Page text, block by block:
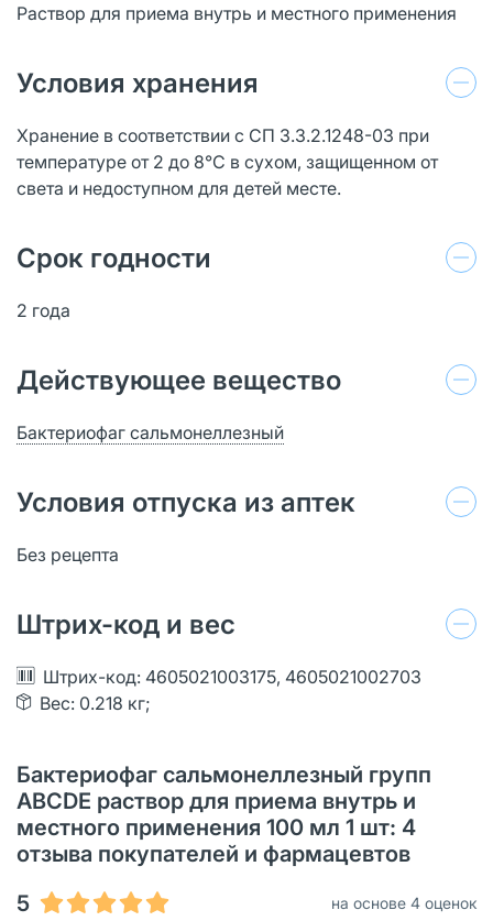
Раствор для приема внутрь и местного применения
Условия хранения
Хранение в соответствии с СП 3.3.2.1248-03 при
температуре от 2 до 8°С в сухом, защищенном от
света и недоступном для детей месте.
Срок годности
2 года
Действующее вещество
Бактериофаг сальмонеллезный
Условия отпуска из аптек
Без рецепта
Штрих-код и вес
Штрих-код: 4605021003175, 4605021002703
Вес: 0.218 кг;
Бактериофаг сальмонеллезный групп
ABCDE раствор для приема внутрь и
местного применения 100 мл 1 шт: 4
отзыва покупателей и фармацевтов
5
на основе 4 оценок